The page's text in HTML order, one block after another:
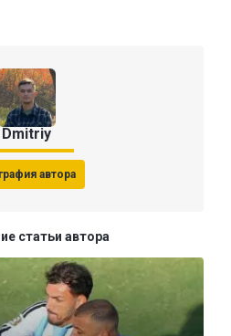
Dmitriy
автора
статьи автора